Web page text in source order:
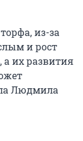
из-за
и рост
а их развития
Людмила